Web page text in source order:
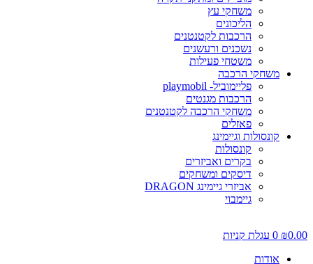
משחקי עץ
הליכונים
הרכבות לקטנטנים
נשכנים ורעשנים
משטחי פעילות
משחקי הרכבה
פליימוביל- playmobil
הרכבות מגנטים
משחקי הרכבה לקטנטנים
פאזלים
קונסולות וגיימינג
קונסולות
בקרים ואביזרים
דיסקים ומשחקים
אביזרי גיימינג DRAGON
גיימבוי
₪
0 עגלת קניות
אודות